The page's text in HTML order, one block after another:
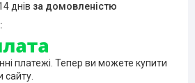
днів за домовленістю
платежі. Тепер ви можете купити
сайту.